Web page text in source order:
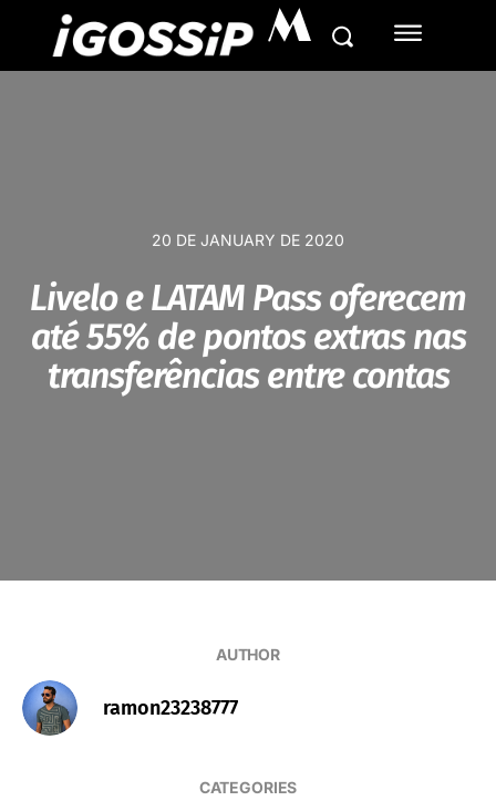
M
20 DE JANUARY DE 2020
Livelo e LATAM Pass oferecem
até 55% de pontos extras nas
transferências entre contas
AUTHOR
ramon23238777
CATEGORIES